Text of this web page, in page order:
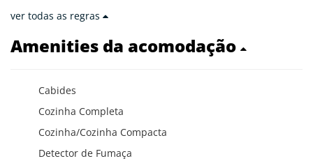
ver todas as regras
Amenities da acomodação
Cabides
Cozinha Completa
Cozinha/Cozinha Compacta
Detector de Fumaça